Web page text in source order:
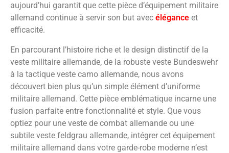
aujourd’hui garantit que cette pièce d’équipement militaire
allemand continue à servir son but avec élégance et
efficacité.
En parcourant l’histoire riche et le design distinctif de la
veste militaire allemande, de la robuste veste Bundeswehr
à la tactique veste camo allemande, nous avons
découvert bien plus qu’un simple élément d’uniforme
militaire allemand. Cette pièce emblématique incarne une
fusion parfaite entre fonctionnalité et style. Que vous
optiez pour une veste de combat allemande ou une
subtile veste feldgrau allemande, intégrer cet équipement
militaire allemand dans votre garde-robe moderne n’est